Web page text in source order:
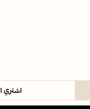
اشتري